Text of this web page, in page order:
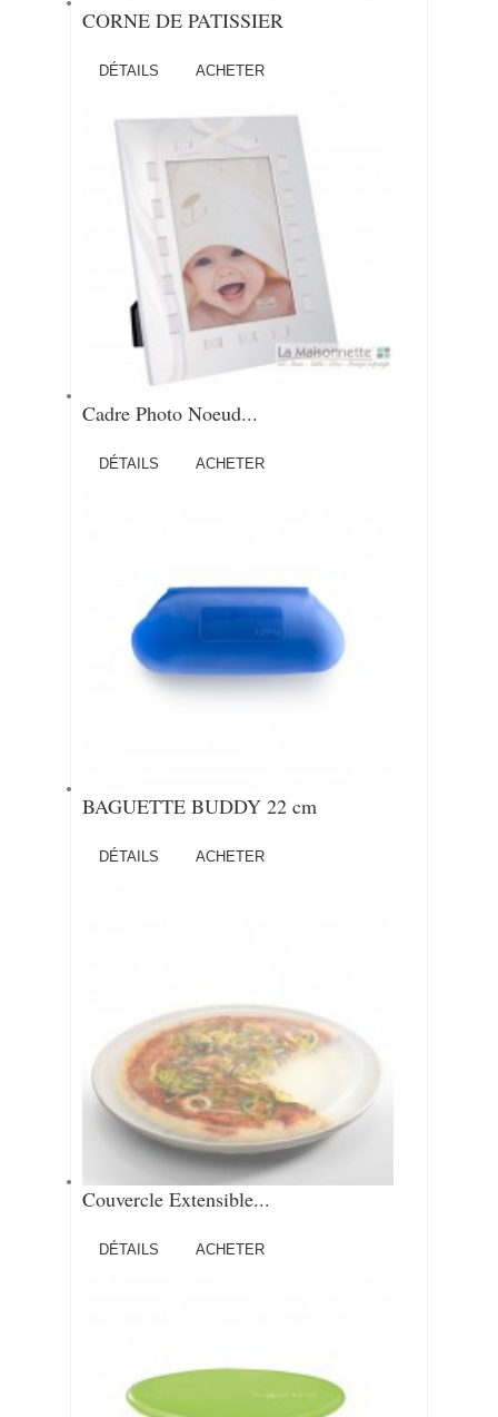
CORNE DE PATISSIER
DÉTAILS ACHETER
Cadre Photo Noeud...
DÉTAILS ACHETER
BAGUETTE BUDDY 22 cm
DÉTAILS ACHETER
Couvercle Extensible...
DÉTAILS ACHETER